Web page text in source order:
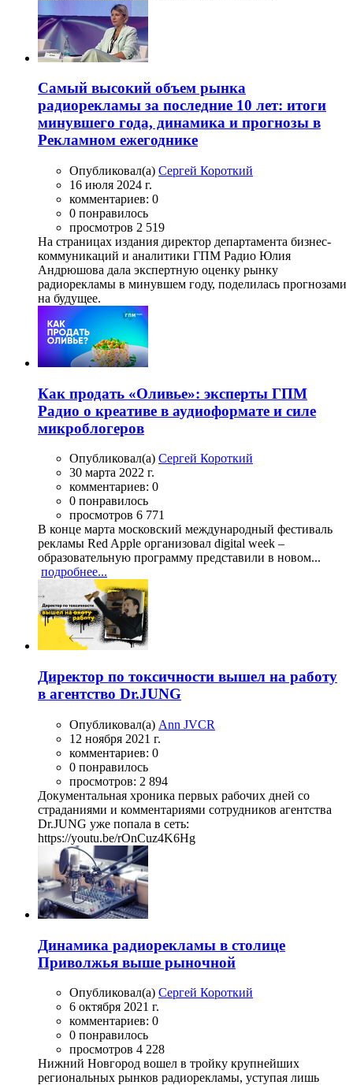
Самый высокий объем рынка
радиорекламы за последние 10 лет: итоги
минувшего года, динамика и прогнозы в
Рекламном ежегоднике
Опубликовал(а) Сергей Короткий
16 июля 2024 г.
комментариев: 0
0 понравилось
просмотров 2 519
На страницах издания директор департамента бизнес-
коммуникаций и аналитики ГПМ Радио Юлия
Андрюшова дала экспертную оценку рынку
радиорекламы в минувшем году, поделилась прогнозами
на будущее.
Как продать «Оливье»: эксперты ГПМ
Радио о креативе в аудиоформате и силе
микроблогеров
Опубликовал(а) Сергей Короткий
30 марта 2022 г.
комментариев: 0
0 понравилось
просмотров 6 771
В конце марта московский международный фестиваль
рекламы Red Apple организовал digital week –
образовательную программу представили в новом...
подробнее...
Директор по токсичности вышел на работу
в агентство Dr.JUNG
Опубликовал(а) Ann JVCR
12 ноября 2021 г.
комментариев: 0
0 понравилось
просмотров: 2 894
Документальная хроника первых рабочих дней со
страданиями и комментариями сотрудников агентства
Dr.JUNG уже попала в сеть:
https://youtu.be/rOnCuz4K6Hg
Динамика радиорекламы в столице
Приволжья выше рыночной
Опубликовал(а) Сергей Короткий
6 октября 2021 г.
комментариев: 0
0 понравилось
просмотров 4 228
Нижний Новгород вошел в тройку крупнейших
региональных рынков радиорекламы, уступая лишь